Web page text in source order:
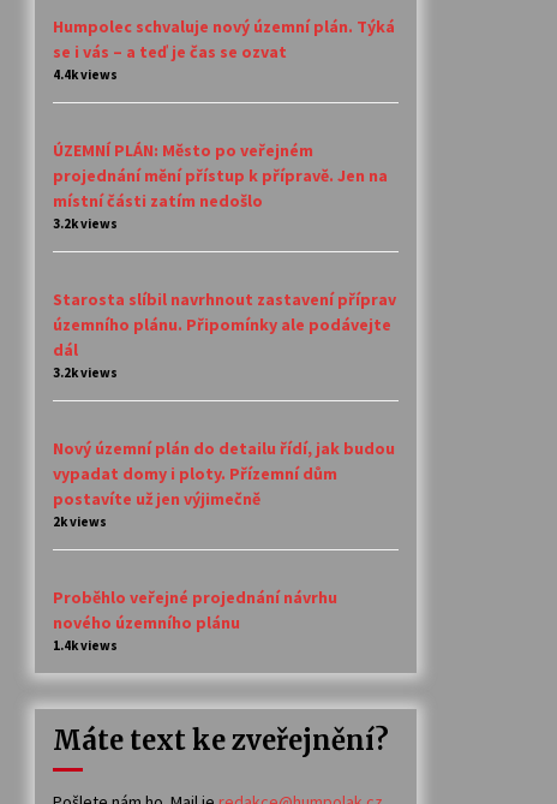
Humpolec schvaluje nový územní plán. Týká
se i vás – a teď je čas se ozvat
4.4k views
ÚZEMNÍ PLÁN: Město po veřejném
projednání mění přístup k přípravě. Jen na
místní části zatím nedošlo
3.2k views
Starosta slíbil navrhnout zastavení příprav
územního plánu. Připomínky ale podávejte
dál
3.2k views
Nový územní plán do detailu řídí, jak budou
vypadat domy i ploty. Přízemní dům
postavíte už jen výjimečně
2k views
Proběhlo veřejné projednání návrhu
nového územního plánu
1.4k views
Máte text ke zveřejnění?